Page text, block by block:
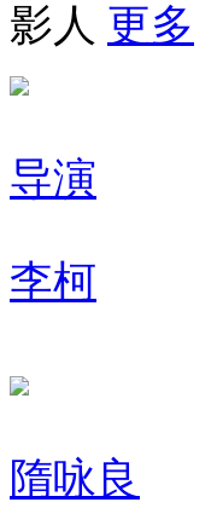
影人 更多
导演
李柯
隋咏良